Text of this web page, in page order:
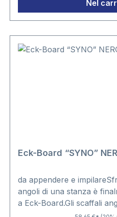
Nel
Eck-Board “SYNO”
da appendere e
angoli di una stanza è
a Eck-Board.Gli scaffali
appoggiati l’uno sull’altro